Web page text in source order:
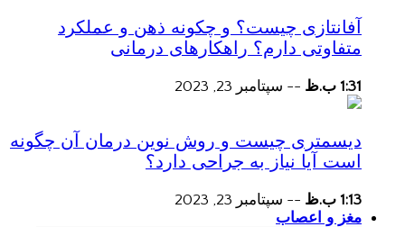
آفانتازی چیست؟ و چکونه ذهن و عملکرد
متفاوتی دارم؟ راهکارهای درمانی
1:31 ب.ظ -- سپتامبر 23, 2023
دیسمتری چیست و روش نوین درمان آن چگونه
است آیا نیاز به جراحی دارد؟
1:13 ب.ظ -- سپتامبر 23, 2023
مغز و اعصاب